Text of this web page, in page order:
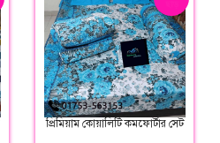
প্রিমিয়াম কোয়ালিটি কমফোর্টার সেট